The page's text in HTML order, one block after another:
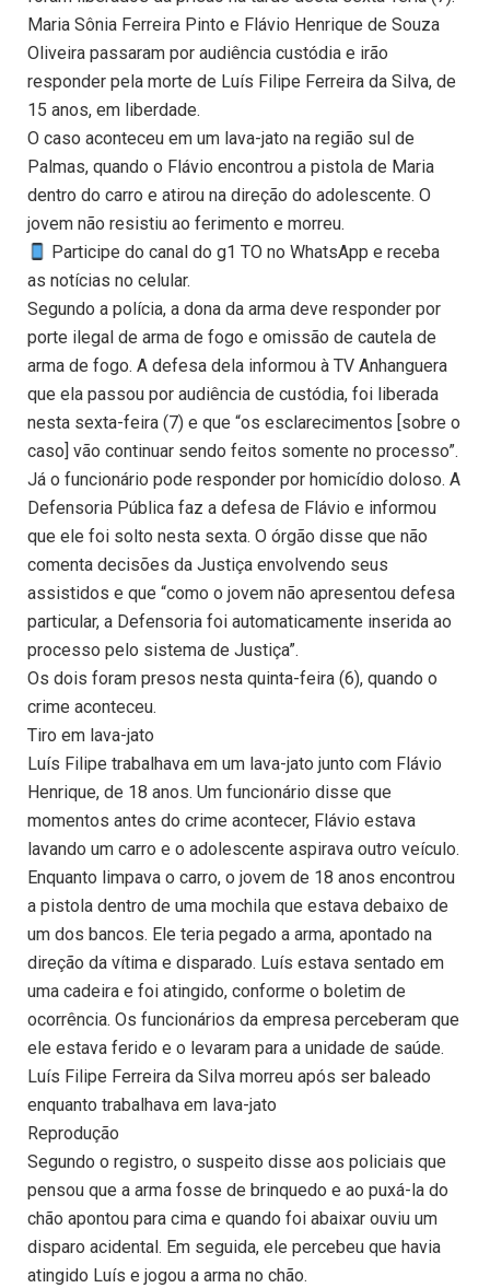
Maria Sônia Ferreira Pinto e Flávio Henrique de Souza
Oliveira passaram por audiência custódia e irão
responder pela morte de Luís Filipe Ferreira da Silva, de
15 anos, em liberdade.
O caso aconteceu em um lava-jato na região sul de
Palmas, quando o Flávio encontrou a pistola de Maria
dentro do carro e atirou na direção do adolescente. O
jovem não resistiu ao ferimento e morreu.
Participe do canal do g1 TO no WhatsApp e receba
as notícias no celular.
Segundo a polícia, a dona da arma deve responder por
porte ilegal de arma de fogo e omissão de cautela de
arma de fogo. A defesa dela informou à TV Anhanguera
que ela passou por audiência de custódia, foi liberada
nesta sexta-feira (7) e que “os esclarecimentos [sobre o
caso] vão continuar sendo feitos somente no processo”.
Já o funcionário pode responder por homicídio doloso. A
Defensoria Pública faz a defesa de Flávio e informou
que ele foi solto nesta sexta. O órgão disse que não
comenta decisões da Justiça envolvendo seus
assistidos e que “como o jovem não apresentou defesa
particular, a Defensoria foi automaticamente inserida ao
processo pelo sistema de Justiça”.
Os dois foram presos nesta quinta-feira (6), quando o
crime aconteceu.
Tiro em lava-jato
Luís Filipe trabalhava em um lava-jato junto com Flávio
Henrique, de 18 anos. Um funcionário disse que
momentos antes do crime acontecer, Flávio estava
lavando um carro e o adolescente aspirava outro veículo.
Enquanto limpava o carro, o jovem de 18 anos encontrou
a pistola dentro de uma mochila que estava debaixo de
um dos bancos. Ele teria pegado a arma, apontado na
direção da vítima e disparado. Luís estava sentado em
uma cadeira e foi atingido, conforme o boletim de
ocorrência. Os funcionários da empresa perceberam que
ele estava ferido e o levaram para a unidade de saúde.
Luís Filipe Ferreira da Silva morreu após ser baleado
enquanto trabalhava em lava-jato
Reprodução
Segundo o registro, o suspeito disse aos policiais que
pensou que a arma fosse de brinquedo e ao puxá-la do
chão apontou para cima e quando foi abaixar ouviu um
disparo acidental. Em seguida, ele percebeu que havia
atingido Luís e jogou a arma no chão.